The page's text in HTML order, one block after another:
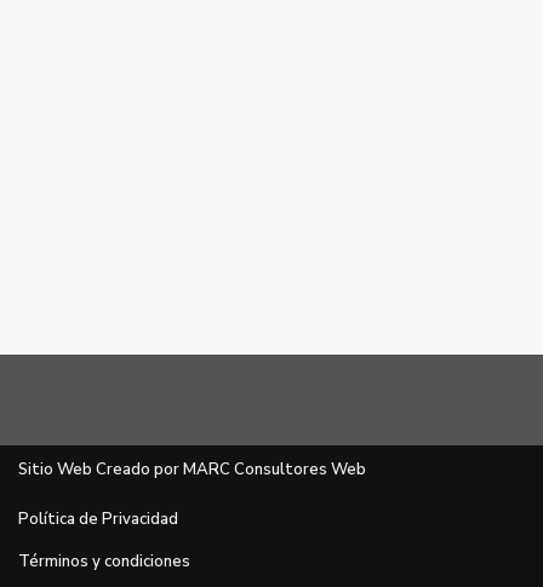
Sitio Web Creado por MARC Consultores Web
Política de Privacidad
Términos y condiciones